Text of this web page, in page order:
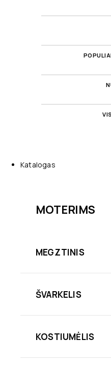
Katalogas
MOTERIMS
MEGZTINIS
ŠVARKELIS
KOSTIUMĖLIS